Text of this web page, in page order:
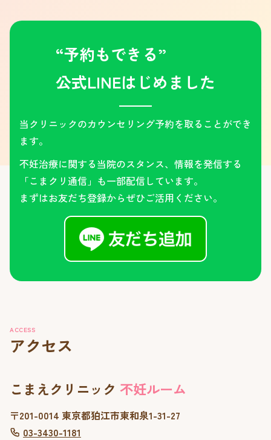
“予約もできる”
公式LINEはじめました
当クリニックのカウンセリング予約を取ることができ
ます。
不妊治療に関する当院のスタンス、情報を発信する
「こまクリ通信」も一部配信しています。
まずはお友だち登録からぜひご活用ください。
ACCESS
アクセス
こまえクリニック 不妊ルーム
〒201-0014 東京都狛江市東和泉1-31-27
03-3430-1181